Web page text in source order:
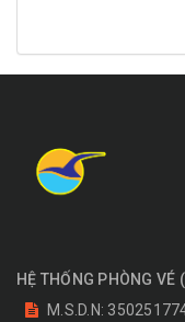
HỆ THỐNG PHÒNG VÉ (
M.S.D.N: